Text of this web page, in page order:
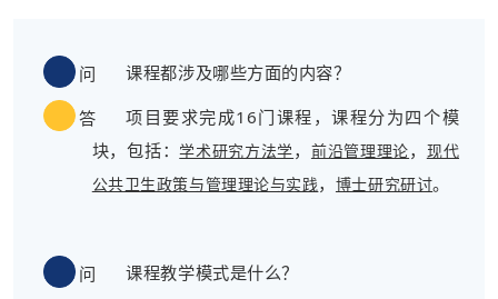
问 课程都涉及哪些方面的内容？
答
项目要求完成16门课程，课程分为四个模
块，包括：学术研究方法学， 前沿管理理论， 现代
公共卫生政策与管理理论与实践， 博士研究研讨。
问 课程教学模式是什么？